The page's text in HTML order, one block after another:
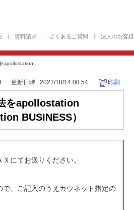
資料請求 よくあるご質問 法人のお客様
apollostation ...
更新日時 : 2022/10/14 08:54 印刷
をapollostation
BUSINESS）
にてお送りください。
、ご記入のうえカウネット指定の